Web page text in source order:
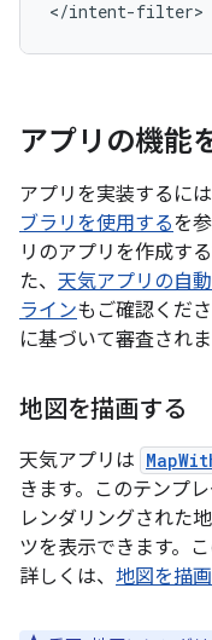
アプリの機能
アプリを実装するには
ブラリを使用するを
リのアプリを作成す
た、 天気アプリの自
ラインもご確認くだ
に基づいて審査されま
地図を描画する
天気アプリは
きます。このテンプ
レンダリングされた
ツを表示できます。
詳しくは、 地図を描